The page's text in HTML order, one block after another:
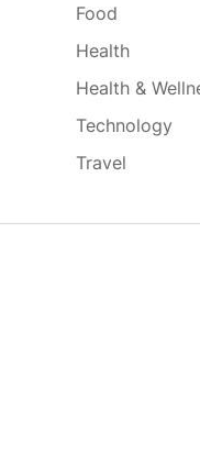
Food
Health
Health &
Technology
Travel